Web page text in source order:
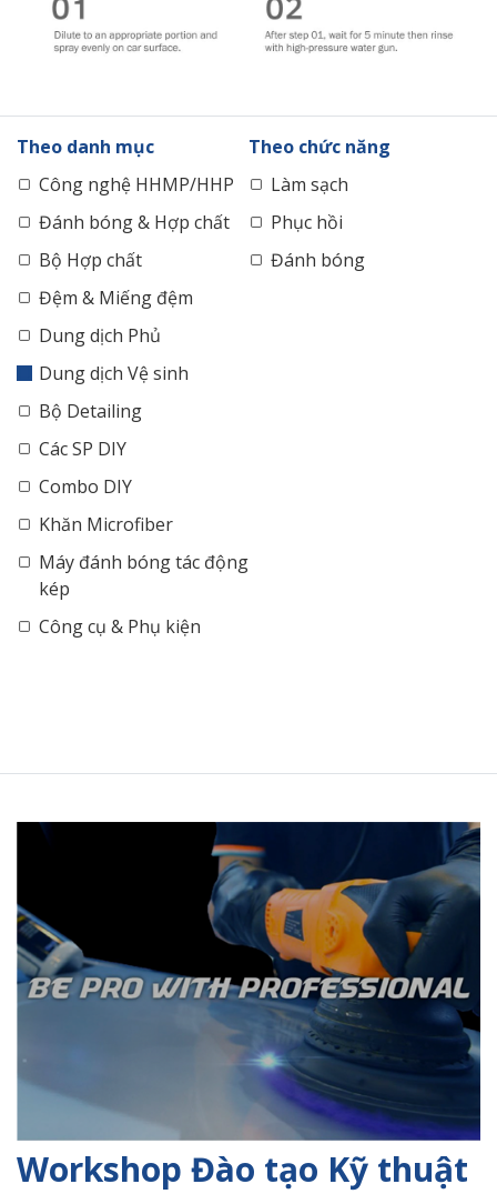
Theo danh mục
Công nghệ HHMP/HHP
Đánh bóng & Hợp chất
Bộ Hợp chất
Đệm & Miếng đệm
Dung dịch Phủ
Dung dịch Vệ sinh
Bộ Detailing
Các SP DIY
Combo DIY
Khăn Microfiber
Máy đánh bóng tác động
kép
Công cụ & Phụ kiện
Theo chức năng
Làm sạch
Phục hồi
Đánh bóng
Workshop Đào tạo Kỹ thuật